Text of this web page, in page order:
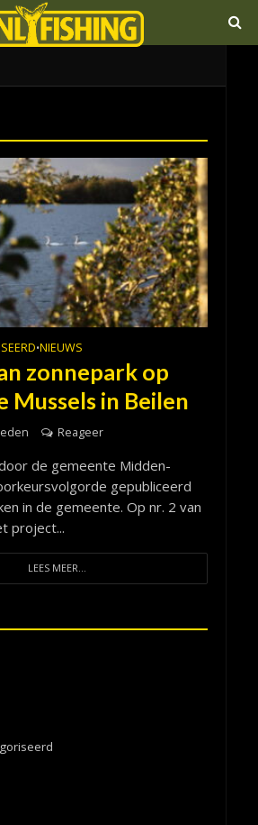
•NIEUWS
zonnepark op
Mussels in Beilen
Reageer
de gemeente Midden-
gepubliceerd
in de gemeente. Op nr. 2 van
project...
LEES MEER...